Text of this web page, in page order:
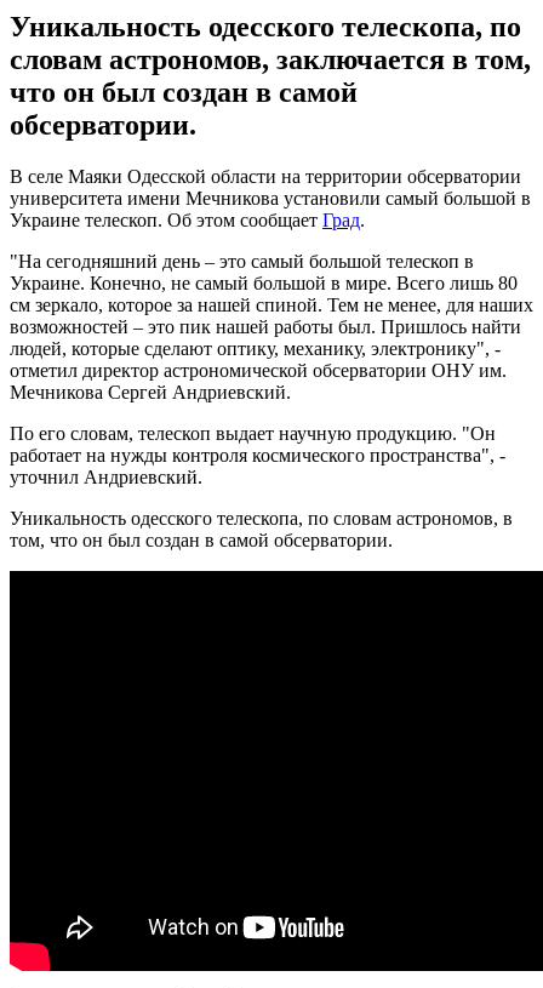
Уникальность одесского телескопа, по
словам астрономов, заключается в том,
что он был создан в самой
обсерватории.
В селе Маяки Одесской области на территории обсерватории
университета имени Мечникова установили самый большой в
Украине телескоп. Об этом сообщает Град.
"На сегодняшний день – это самый большой телескоп в
Украине. Конечно, не самый большой в мире. Всего лишь 80
см зеркало, которое за нашей спиной. Тем не менее, для наших
возможностей – это пик нашей работы был. Пришлось найти
людей, которые сделают оптику, механику, электронику", -
отметил директор астрономической обсерватории ОНУ им.
Мечникова Сергей Андриевский.
По его словам, телескоп выдает научную продукцию. "Он
работает на нужды контроля космического пространства", -
уточнил Андриевский.
Уникальность одесского телескопа, по словам астрономов, в
том, что он был создан в самой обсерватории.